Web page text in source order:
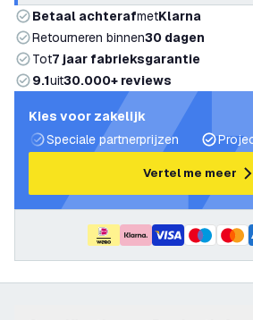
Betaal achterafmetKlarna
Retourneren binnen30 dagen
Tot7 jaar fabrieksgarantie
9.1uit30.000+ reviews
Kies voor zakelijk
Speciale partnerprijzen
Vertel me meer